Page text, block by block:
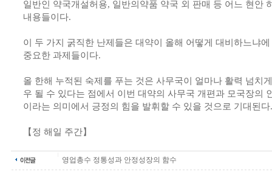
일반인 약국개설허용, 일반의약품 약국 외 판매 등 어느 현안
내용들이다.
이 두 가지 굵직한 난제들은 대약이 올해 어떻게 대비하느냐
중요한 과제들이다.
올 한해 누적된 숙제를 푸는 것은 사무국이 얼마나 활력 넘치
우 될 수 있다는 점에서 이번 대약의 사무국 개편과 모국장의
이라는 의미에서 긍정의 힘을 발휘할 수 있을 것으로 기대된다.
【정 해일 주간】
영업총수 정통성과 안정성장의 함수